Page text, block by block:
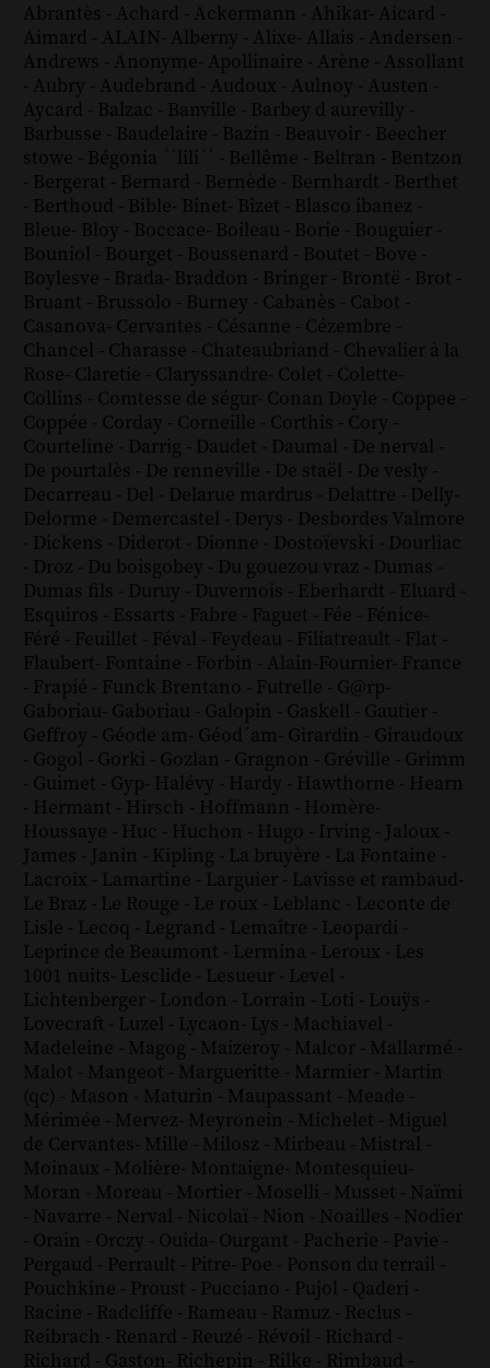
Abrantès - Achard - Ackermann - Ahikar- Aicard -
Aimard - ALAIN- Alberny - Alixe- Allais - Andersen -
Andrews - Anonyme- Apollinaire - Arène - Assollant
- Aubry - Audebrand - Audoux - Aulnoy - Austen -
Aycard - Balzac - Banville - Barbey d aurevilly -
Barbusse - Baudelaire - Bazin - Beauvoir - Beecher
stowe - Bégonia ´´lili´´ - Bellême - Beltran - Bentzon
- Bergerat - Bernard - Bernède - Bernhardt - Berthet
- Berthoud - Bible- Binet- Bizet - Blasco ibanez -
Bleue- Bloy - Boccace- Boileau - Borie - Bouguier -
Bouniol - Bourget - Boussenard - Boutet - Bove -
Boylesve - Brada- Braddon - Bringer - Brontë - Brot -
Bruant - Brussolo - Burney - Cabanès - Cabot -
Casanova- Cervantes - Césanne - Cézembre -
Chancel - Charasse - Chateaubriand - Chevalier à la
Rose- Claretie - Claryssandre- Colet - Colette-
Collins - Comtesse de ségur- Conan Doyle - Coppee -
Coppée - Corday - Corneille - Corthis - Cory -
Courteline - Darrig - Daudet - Daumal - De nerval -
De pourtalès - De renneville - De staël - De vesly -
Decarreau - Del - Delarue mardrus - Delattre - Delly-
Delorme - Demercastel - Derys - Desbordes Valmore
- Dickens - Diderot - Dionne - Dostoïevski - Dourliac
- Droz - Du boisgobey - Du gouezou vraz - Dumas -
Dumas fils - Duruy - Duvernois - Eberhardt - Eluard -
Esquiros - Essarts - Fabre - Faguet - Fée - Fénice-
Féré - Feuillet - Féval - Feydeau - Filiatreault - Flat -
Flaubert- Fontaine - Forbin - Alain-Fournier- France
- Frapié - Funck Brentano - Futrelle - G@rp-
Gaboriau- Gaboriau - Galopin - Gaskell - Gautier -
Geffroy - Géode am- Géod´am- Girardin - Giraudoux
- Gogol - Gorki - Gozlan - Gragnon - Gréville - Grimm
- Guimet - Gyp- Halévy - Hardy - Hawthorne - Hearn
- Hermant - Hirsch - Hoffmann - Homère-
Houssaye - Huc - Huchon - Hugo - Irving - Jaloux -
James - Janin - Kipling - La bruyère - La Fontaine -
Lacroix - Lamartine - Larguier - Lavisse et rambaud-
Le Braz - Le Rouge - Le roux - Leblanc - Leconte de
Lisle - Lecoq - Legrand - Lemaître - Leopardi -
Leprince de Beaumont - Lermina - Leroux - Les
1001 nuits- Lesclide - Lesueur - Level -
Lichtenberger - London - Lorrain - Loti - Louÿs -
Lovecraft - Luzel - Lycaon- Lys - Machiavel -
Madeleine - Magog - Maizeroy - Malcor - Mallarmé -
Malot - Mangeot - Margueritte - Marmier - Martin
(qc) - Mason - Maturin - Maupassant - Meade -
Mérimée - Mervez- Meyronein - Michelet - Miguel
de Cervantes- Mille - Milosz - Mirbeau - Mistral -
Moinaux - Molière- Montaigne- Montesquieu-
Moran - Moreau - Mortier - Moselli - Musset - Naïmi
- Navarre - Nerval - Nicolaï - Nion - Noailles - Nodier
- Orain - Orczy - Ouida- Ourgant - Pacherie - Pavie -
Pergaud - Perrault - Pitre- Poe - Ponson du terrail -
Pouchkine - Proust - Pucciano - Pujol - Qaderi -
Racine - Radcliffe - Rameau - Ramuz - Reclus -
Reibrach - Renard - Reuzé - Révoil - Richard -
Richard - Gaston- Richepin - Rilke - Rimbaud -